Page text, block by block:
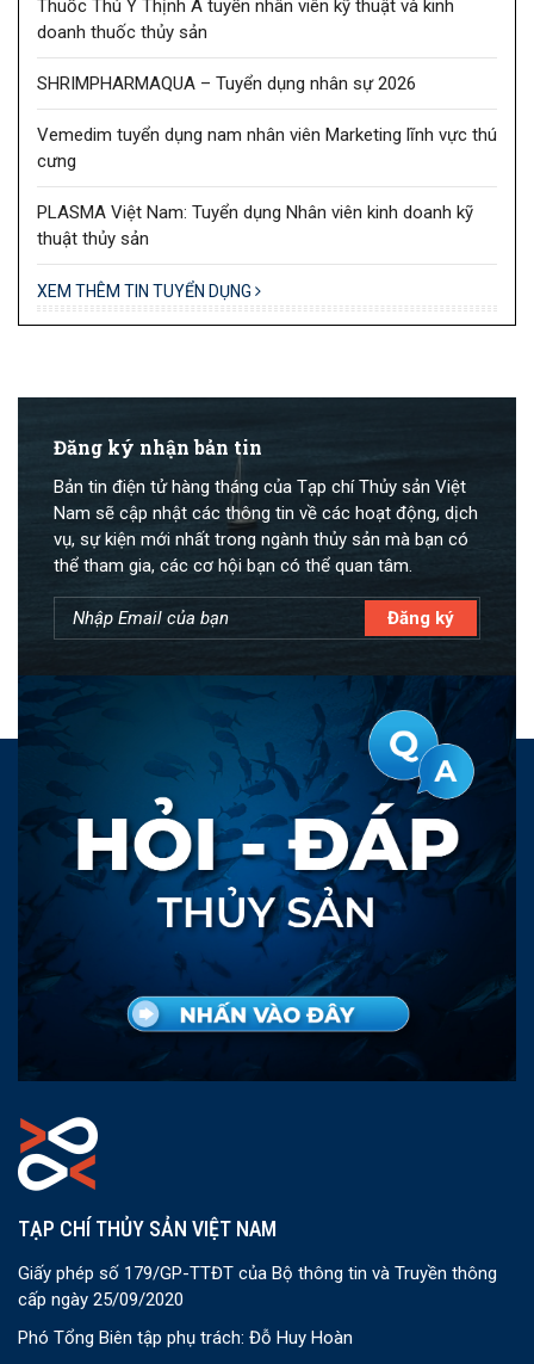
Thuốc Thú Y Thịnh Á tuyển nhân viên kỹ thuật và kinh
doanh thuốc thủy sản
SHRIMPHARMAQUA – Tuyển dụng nhân sự 2026
Vemedim tuyển dụng nam nhân viên Marketing lĩnh vực thú
cưng
PLASMA Việt Nam: Tuyển dụng Nhân viên kinh doanh kỹ
thuật thủy sản
XEM THÊM TIN TUYỂN DỤNG
Đăng ký nhận bản tin
Bản tin điện tử hàng tháng của Tạp chí Thủy sản Việt
Nam sẽ cập nhật các thông tin về các hoạt động, dịch
vụ, sự kiện mới nhất trong ngành thủy sản mà bạn có
thể tham gia, các cơ hội bạn có thể quan tâm.
TẠP CHÍ THỦY SẢN VIỆT NAM
Giấy phép số 179/GP-TTĐT của Bộ thông tin và Truyền thông
cấp ngày 25/09/2020
Phó Tổng Biên tập phụ trách: Đỗ Huy Hoàn